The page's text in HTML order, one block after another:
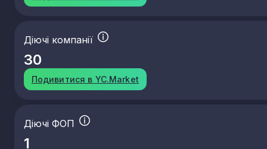
Діючі компанії
30
Подивитися в YC.Market
Діючі ФОП
1